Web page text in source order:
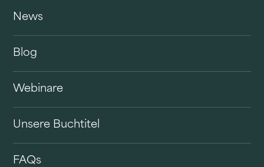
News
Blog
Webinare
Unsere Buchtitel
FAQs